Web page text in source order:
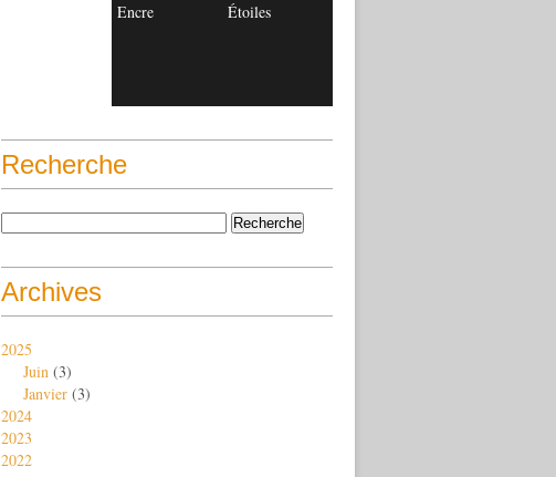
Encre Étoiles
Recherche
Archives
2025
Juin (3)
Janvier (3)
2024
2023
2022